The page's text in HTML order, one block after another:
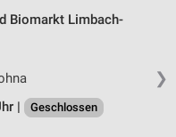
❯
Biomarkt Limbach-
|
Geschlossen